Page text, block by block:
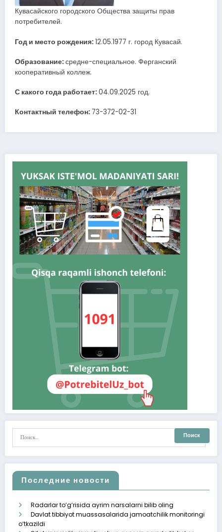
Кувасайского городского Общества защиты прав
потребителей.
Год и место рождения:12.05.1977 г. город Кувасай.
Образование:средне-специальное. Ферганский
кооперативный коллеж.
С какого года работает:04.09.2025 год.
Контактный телефон: 73-372-02-31
Последние новости
Radarlar to‘g‘risida ayrim narsalarni bilib oling
Davlat tibbiyot muassasalarida jamoatchilik monitoringi
o‘tkazildi